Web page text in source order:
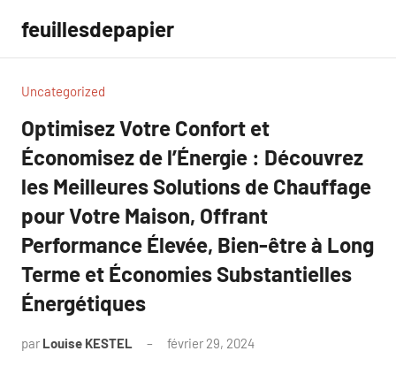
contenu
feuillesdepapier
Uncategorized
Optimisez Votre Confort et
Économisez de l’Énergie : Découvrez
les Meilleures Solutions de Chauffage
pour Votre Maison, Offrant
Performance Élevée, Bien-être à Long
Terme et Économies Substantielles
Énergétiques
par Louise KESTEL février 29, 2024